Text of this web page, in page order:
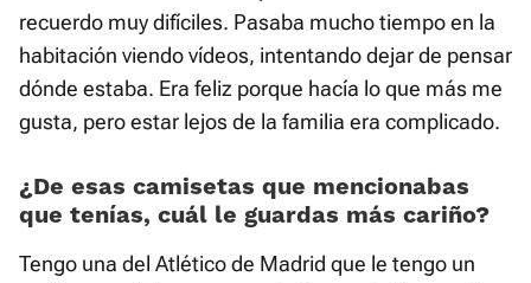
recuerdo muy difíciles. Pasaba mucho tiempo en la
habitación viendo vídeos, intentando dejar de pensar
dónde estaba. Era feliz porque hacía lo que más me
gusta, pero estar lejos de la familia era complicado.
¿De esas camisetas que mencionabas
que tenías, cuál le guardas más cariño?
Tengo una del Atlético de Madrid que le tengo un